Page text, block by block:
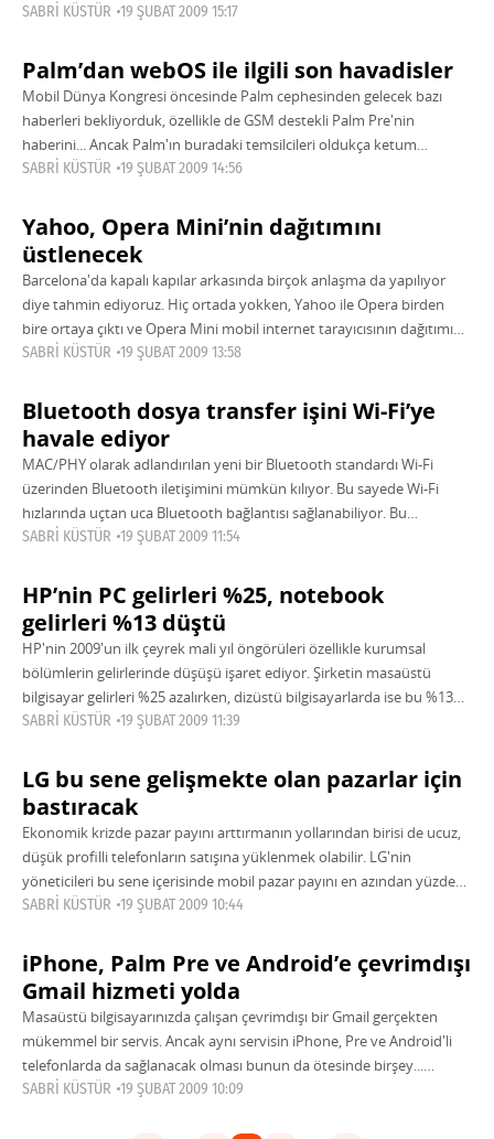
yaptığı açıklamayla biraz sevindiler. Nintendo
SABRI KÜSTÜR 19 ŞUBAT 2009 15:17
Palm’dan webOS ile ilgili son havadisler
Mobil Dünya Kongresi öncesinde Palm cephesinden gelecek bazı
haberleri bekliyorduk, özellikle de GSM destekli Palm Pre'nin
haberini... Ancak Palm'ın buradaki temsilcileri oldukça ketum
davranıyor ve pek fazla dikkat çekmemeye çalışıyorlar.
SABRI KÜSTÜR 19 ŞUBAT 2009 14:56
Yahoo, Opera Mini’nin dağıtımını
üstlenecek
Barcelona'da kapalı kapılar arkasında birçok anlaşma da yapılıyor
diye tahmin ediyoruz. Hiç ortada yokken, Yahoo ile Opera birden
bire ortaya çıktı ve Opera Mini mobil internet tarayıcısının dağıtımı
konusunda anlaşmaya
SABRI KÜSTÜR 19 ŞUBAT 2009 13:58
Bluetooth dosya transfer işini Wi-Fi’ye
havale ediyor
MAC/PHY olarak adlandırılan yeni bir Bluetooth standardı Wi-Fi
üzerinden Bluetooth iletişimini mümkün kılıyor. Bu sayede Wi-Fi
hızlarında uçtan uca Bluetooth bağlantısı sağlanabiliyor. Bu
teknolojinin Nisan ayından itibaren resmiyet kazanması bekleniyor.
SABRI KÜSTÜR 19 ŞUBAT 2009 11:54
HP’nin PC gelirleri %25, notebook
gelirleri %13 düştü
HP'nin 2009'un ilk çeyrek mali yıl öngörüleri özellikle kurumsal
bölümlerin gelirlerinde düşüşü işaret ediyor. Şirketin masaüstü
bilgisayar gelirleri %25 azalırken, dizüstü bilgisayarlarda ise bu %13
olarak gerçekleşti. Yazıcı, kurumsal ürünler
SABRI KÜSTÜR 19 ŞUBAT 2009 11:39
LG bu sene gelişmekte olan pazarlar için
bastıracak
Ekonomik krizde pazar payını arttırmanın yollarından birisi de ucuz,
düşük profilli telefonların satışına yüklenmek olabilir. LG'nin
yöneticileri bu sene içerisinde mobil pazar payını en azından yüzde
10 seviyesinde tutmak için
SABRI KÜSTÜR 19 ŞUBAT 2009 10:44
iPhone, Palm Pre ve Android’e çevrimdışı
Gmail hizmeti yolda
Masaüstü bilgisayarınızda çalışan çevrimdışı bir Gmail gerçekten
mükemmel bir servis. Ancak aynı servisin iPhone, Pre ve Android'li
telefonlarda da sağlanacak olması bunun da ötesinde birşey...
Google'ın mühendislikten sorumlu bölüm yardımcılarında
SABRI KÜSTÜR 19 ŞUBAT 2009 10:09